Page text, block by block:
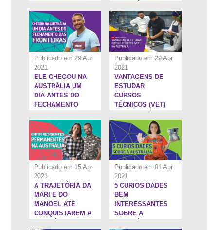
CANGURUS
ATRAVÉS DE UM
MBA
Publicado em 29 Apr
2021
ELE CHEGOU NA
AUSTRÁLIA UM
DIA ANTES DO
FECHAMENTO
| INTERCAMBISTA
OTIMISTA #14
Publicado em 29 Apr
2021
VANTAGENS DE
ESTUDAR
CURSOS
TÉCNICOS (VET)
Publicado em 15 Apr
2021
19:33''
A TRAJETÓRIA DA
MARI E DO
MANOEL ATÉ
CONQUISTAREM A
Publicado em 01 Apr
2021
5 CURIOSIDADES
BEM
INTERESSANTES
SOBRE A